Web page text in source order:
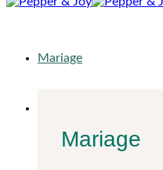
Mariage
Mariage